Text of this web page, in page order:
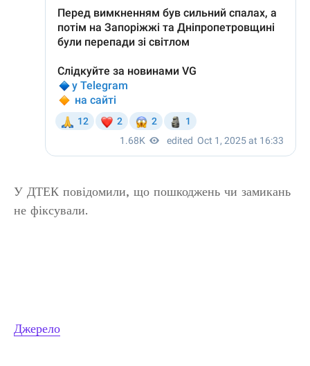
У ДТЕК повідомили, що пошкоджень чи замикань
не фіксували.
Джерело